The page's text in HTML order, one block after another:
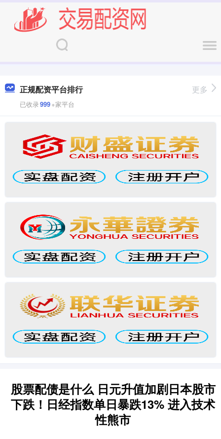
正规配资平台排行
已收录999+家平台
更多
股票配债是什么 日元升值加剧日本股市
下跌！日经指数单日暴跌13% 进入技术
性熊市